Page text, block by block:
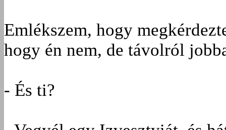
Emlékszem, hogy
hogy én nem, de távolról
- És ti?